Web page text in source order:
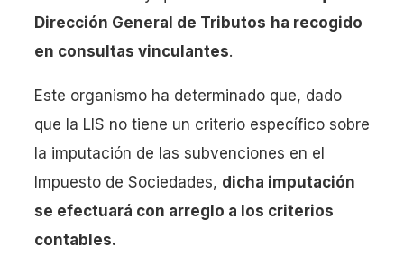
Dirección General de Tributos ha recogido
en consultas vinculantes.
Este organismo ha determinado que, dado
que la LIS no tiene un criterio específico sobre
la imputación de las subvenciones en el
Impuesto de Sociedades, dicha imputación
se efectuará con arreglo a los criterios
contables.